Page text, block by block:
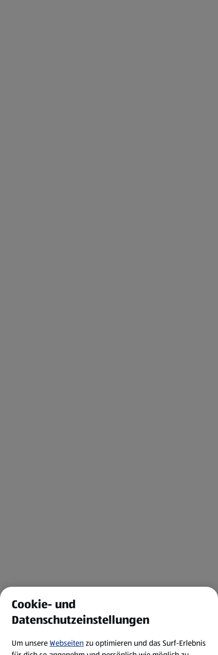
Cookie- und
Datenschutzeinstellungen
Um unsereWebseitenzu optimieren und das Surf-Erlebnis